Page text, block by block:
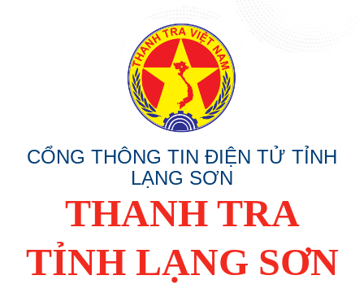
CỔNG THÔNG TIN ĐIỆN TỬ TỈNH
LẠNG SƠN
THANH TRA
TỈNH LẠNG SƠN